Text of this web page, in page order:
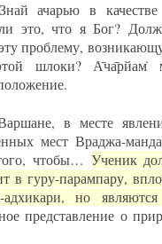
ачарью в
ли это, что я Бог?
проблему,
шлоки? А̄ча̄рйам̇
в месте
мест Враджа-
чтобы… Ученик
в гуру-парампару,
но являются
представление о